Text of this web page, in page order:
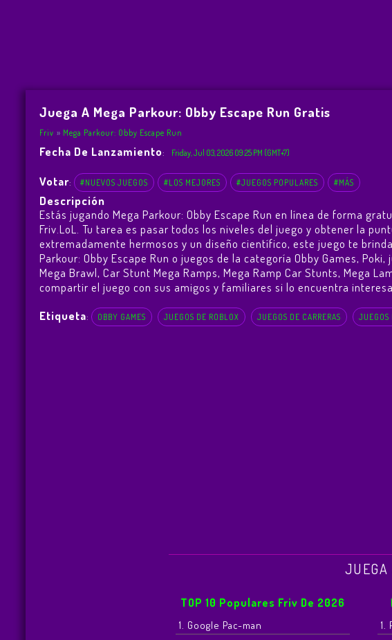
Juega A Mega Parkour: Obby Escape Run Gratis
Friv Mega Parkour: Obby Escape Run
Fecha De Lanzamiento: Friday, Jul 03, 2026 09:25 PM (GMT+7)
Votar: #NUEVOS JUEGOS #LOS MEJORES #JUEGOS POPULARES #MÁS
Descripción
Estás jugando Mega Parkour: Obby Escape Run en línea de forma
Friv.LoL. Tu tarea es pasar todos los niveles del juego y obtener la
extremadamente hermosos y un diseño científico, este juego te
Parkour: Obby Escape Run o juegos de la categoría Obby Games,
Mega Brawl, Car Stunt Mega Ramps, Mega Ramp Car Stunts, Mega
compartir el juego con sus amigos y familiares si lo encuentra
Etiqueta: OBBY GAMES JUEGOS DE ROBLOX JUEGOS DE CARRERAS JUEGOS
JUEGA
TOP 10 Populares Friv De 2026
1. Google Pac-man 1.